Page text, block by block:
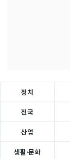
정치
전국
산업
생활·문화